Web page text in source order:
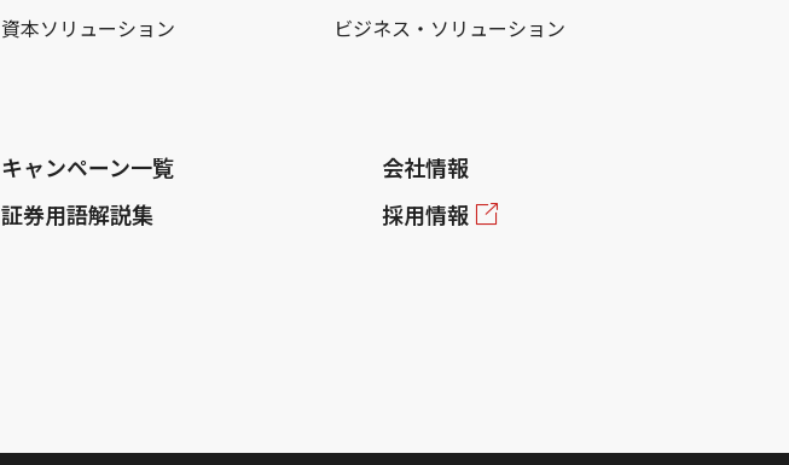
資本ソリューション
ビジネス・ソリューション
キャンペーン一覧
証券用語解説集
会社情報
採用情報